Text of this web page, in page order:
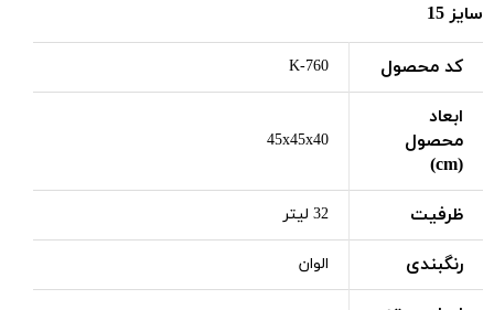
سایز 15
کد محصول K-760
ابعاد
محصول
(cm)
45x45x40
ظرفیت 32 لیتر
رنگبندی الوان